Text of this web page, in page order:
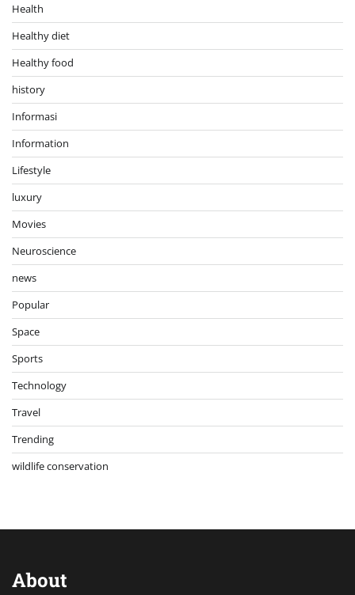
Health
Healthy diet
Healthy food
history
Informasi
Information
Lifestyle
luxury
Movies
Neuroscience
news
Popular
Space
Sports
Technology
Travel
Trending
wildlife conservation
About